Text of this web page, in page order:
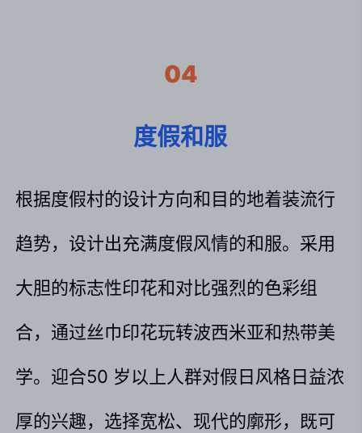
04
度假和服
根据度假村的设计方向和目的地着装流行
趋势，设计出充满度假风情的和服。采用
大胆的标志性印花和对比强烈的色彩组
合，通过丝巾印花玩转波西米亚和热带美
学。迎合50 岁以上人群对假日风格日益浓
厚的兴趣，选择宽松、现代的廓形，既可